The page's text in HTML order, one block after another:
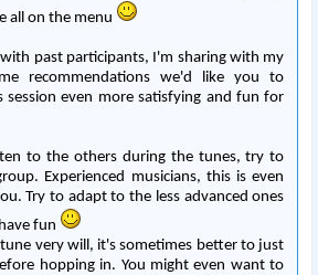
all on the menu
with past participants, I'm sharing with my
recommendations we'd like you to
session even more satisfying and fun for
to the others during the tunes, try to
Experienced musicians, this is even
Try to adapt to the less advanced ones
fun
very will, it's sometimes better to just
hopping in. You might even want to